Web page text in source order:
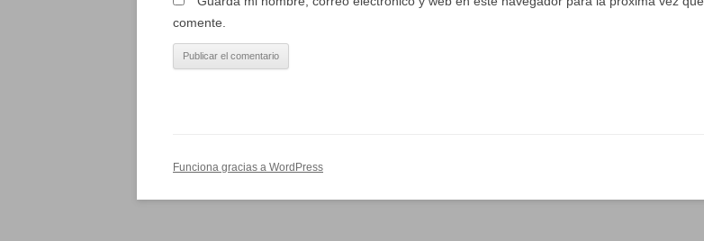
comente.
Funciona gracias a WordPress